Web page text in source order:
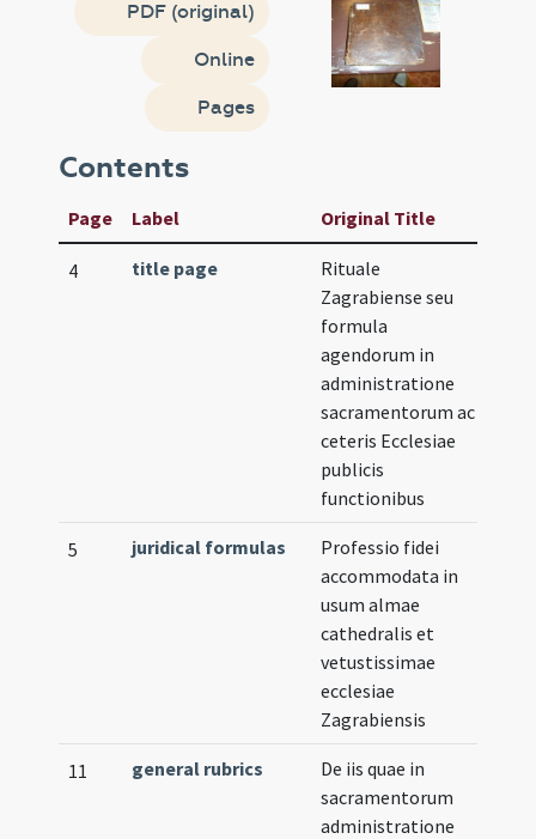
PDF (original)
Online
Pages
Contents
Page Label Original Title
4 title page
Rituale
Zagrabiense seu
formula
agendorum in
administratione
sacramentorum ac
ceteris Ecclesiae
publicis
functionibus
5 juridical formulas
Professio fidei
accommodata in
usum almae
cathedralis et
vetustissimae
ecclesiae
Zagrabiensis
11 general rubrics
De iis quae in
sacramentorum
administratione